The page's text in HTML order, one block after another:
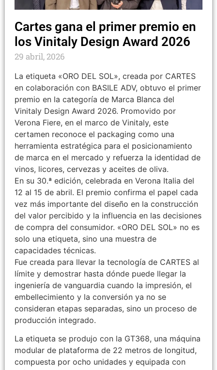
Cartes gana el primer premio en
los Vinitaly Design Award 2026
29 abril, 2026
La etiqueta «ORO DEL SOL», creada por CARTES
en colaboración con BASILE ADV, obtuvo el primer
premio en la categoría de Marca Blanca del
Vinitaly Design Award 2026. Promovido por
Verona Fiere, en el marco de Vinitaly, este
certamen reconoce el packaging como una
herramienta estratégica para el posicionamiento
de marca en el mercado y refuerza la identidad de
vinos, licores, cervezas y aceites de oliva.
En su 30.ª edición, celebrada en Verona Italia del
12 al 15 de abril. El premio confirma el papel cada
vez más importante del diseño en la construcción
del valor percibido y la influencia en las decisiones
de compra del consumidor. «ORO DEL SOL» no es
solo una etiqueta, sino una muestra de
capacidades técnicas.
Fue creada para llevar la tecnología de CARTES al
límite y demostrar hasta dónde puede llegar la
ingeniería de vanguardia cuando la impresión, el
embellecimiento y la conversión ya no se
consideran etapas separadas, sino un proceso de
producción integrado.
La etiqueta se produjo con la GT368, una máquina
modular de plataforma de 22 metros de longitud,
compuesta por ocho unidades y equipada con